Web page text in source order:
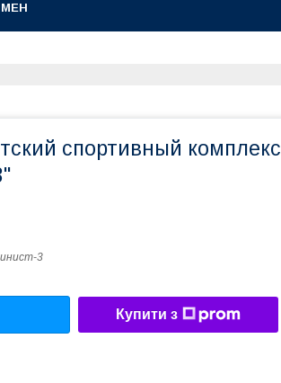
спортивный комплекс
3
Купити з